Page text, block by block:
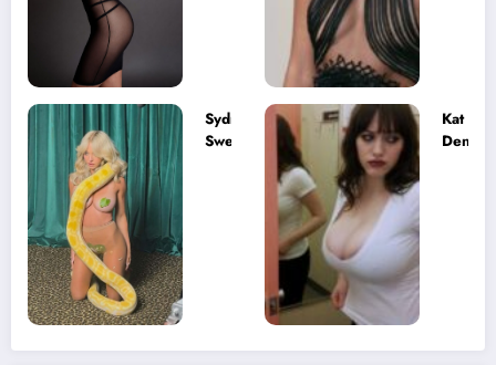
Sydney
Sweeney
adolescente
Kat